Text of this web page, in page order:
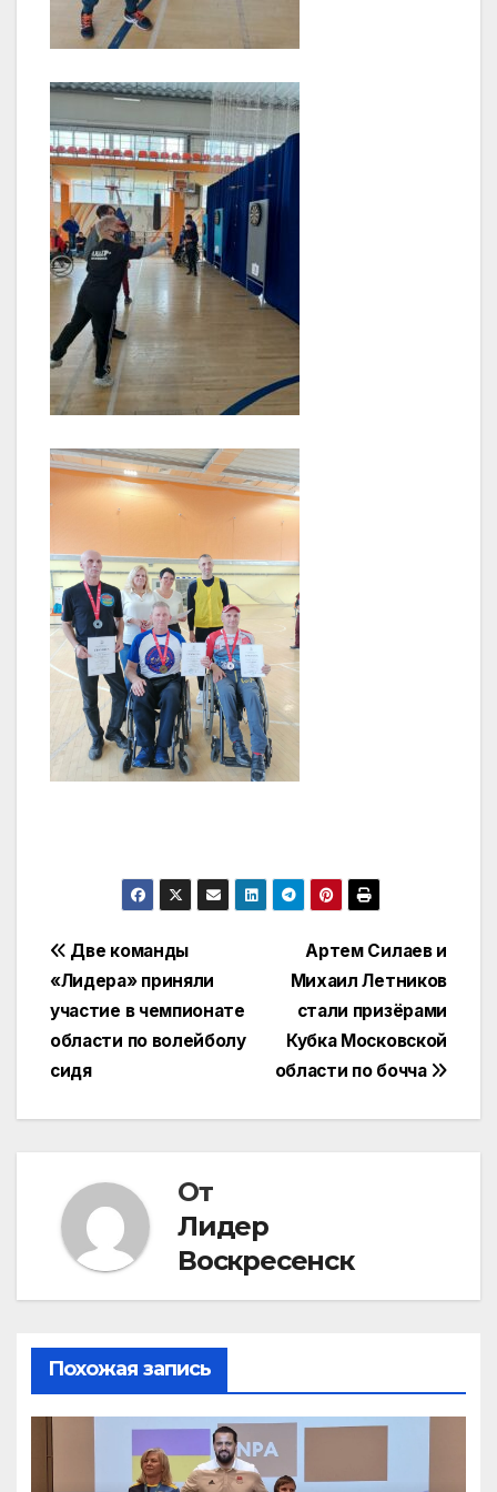
Навигация
по
записям
Артем Силаев и
Михаил Летников
стали призёрами
Кубка Московской
области по бочча
Две команды
«Лидера» приняли
участие в чемпионате
области по волейболу
сидя
От
Лидер
Воскресенск
Похожая запись